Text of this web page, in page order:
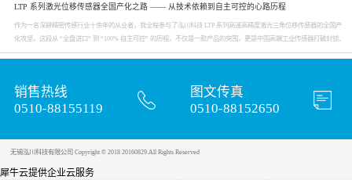
被视为芯片制造的“质量保障”命脉。...
LTP 系列激光位移传感器全国产化之路 —— 从技术依赖到自主可控的心路历程
作为一名深耕精密传感行业十余年的从业者，我全程参与了泓川科技 LTP 系列高速高精度激光三角位移传感器的全国产
化攻坚。这段从 “全盘进口” 到 “100% 自主可控” 的历程，不仅是一款产品的突围，更是中国高端工业传感器打破封锁、
实现自立自强的真实缩影。当前，中国已是全球最大的制造业基地与工业传感器消费市场，智能制造、半导体、锂电、
销售热线
0510-88155119
图文传真
0510-88152650
无锡泓川科技有限公司 Copyright © 2018 20160829.All Rights Reserved
犀牛云提供企业云服务